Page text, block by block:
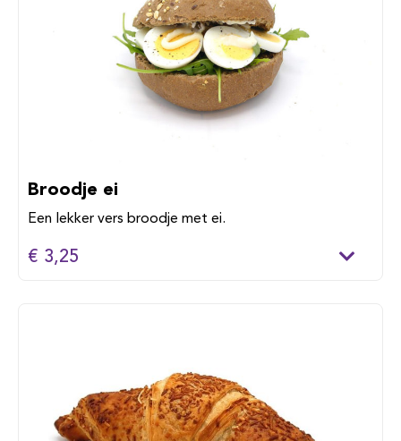
Broodje ei
Een lekker vers broodje met ei.
€ 3,25